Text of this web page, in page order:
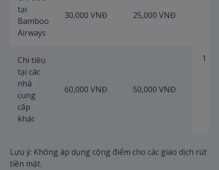
tại
Bamboo
Airways
30,000 VNĐ 25,000 VNĐ
1
Chi tiêu
tại các
nhà
cung
cấp
khác
60,000 VNĐ 50,000 VNĐ
Lưu ý: Không áp dụng cộng điểm cho các giao dịch rút
tiền mặt.